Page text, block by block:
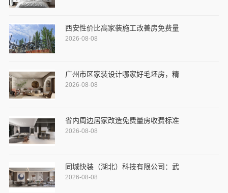
西安性价比高家装施工改善房免费量
2026-08-08
广州市区家装设计哪家好毛坯房，精
2026-08-08
省内周边居家改造免费量房收费标准
2026-08-08
同城快装（湖北）科技有限公司：武
2026-08-08